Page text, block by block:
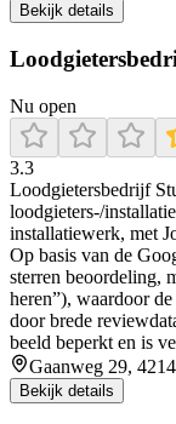
Bekijk details
Nu open
3.3
Loodgietersbedrijf
loodgieters-/
installatiewerk, met
Op basis van de
sterren beoordeling,
heren”), waardoor
door brede
beeld beperkt en is
Gaanweg 29,
Bekijk details